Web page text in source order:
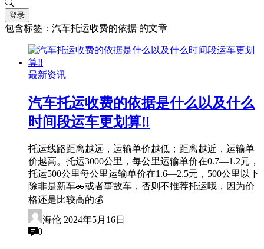
登录
包含标签：汽车托运收费的依据 的文章
最新资讯
汽车托运收费的依据是什么以及什么
时间段运车更划算‼
托运线路距离越远，运输单价越低；距离越近，运输单
价越高。托运3000公里，每公里运输单价在0.7—1.2元，
托运500公里每公里运输单价在1.6—2.5元，500公里以下
除非是新车🚗或者事故车，否则不推荐托运哦，因为价
格还是比较高的💰
海伦 2024年5月16日
0